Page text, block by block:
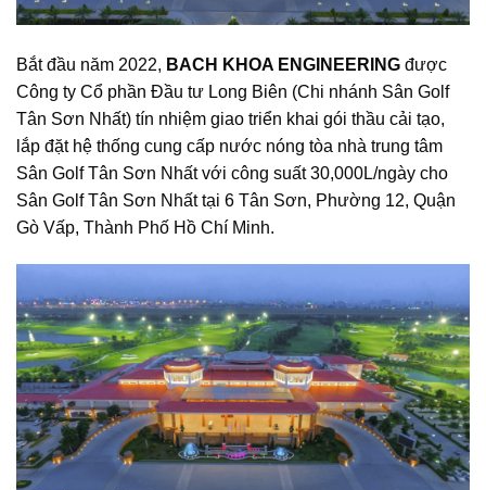
Bắt đầu năm 2022, BACH KHOA ENGINEERING được
Công ty Cổ phần Đầu tư Long Biên (Chi nhánh Sân Golf
Tân Sơn Nhất) tín nhiệm giao triển khai gói thầu cải tạo,
lắp đặt hệ thống cung cấp nước nóng tòa nhà trung tâm
Sân Golf Tân Sơn Nhất với công suất 30,000L/ngày cho
Sân Golf Tân Sơn Nhất tại 6 Tân Sơn, Phường 12, Quận
Gò Vấp, Thành Phố Hồ Chí Minh.